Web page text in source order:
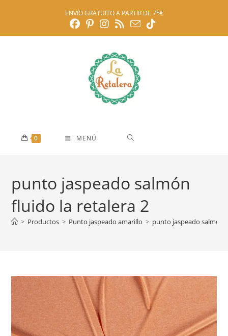
ENVÍO GRATUITO A PARTIR DE 75€
0 MENÚ
punto jaspeado salmón
fluido la retalera 2
> Productos > Punto jaspeado amarillo > punto jaspeado salmón